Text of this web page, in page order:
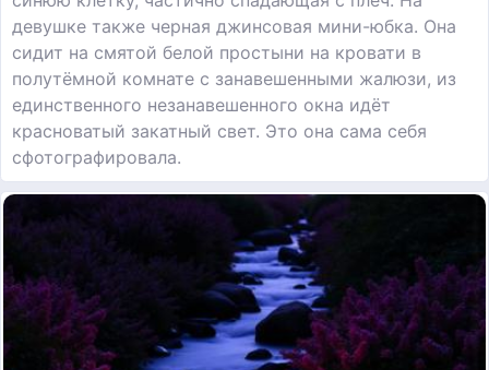
девушке также черная джинсовая мини-юбка. Она
сидит на смятой белой простыни на кровати в
полутёмной комнате с занавешенными жалюзи, из
единственного незанавешенного окна идёт
красноватый закатный свет. Это она сама себя
сфотографировала.